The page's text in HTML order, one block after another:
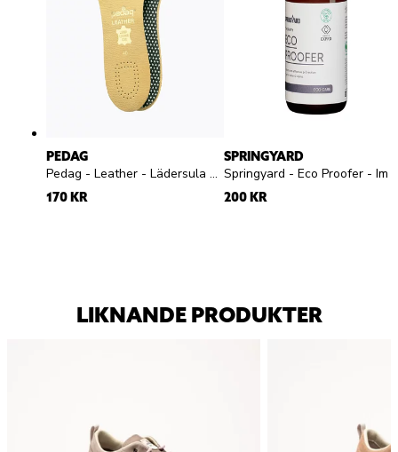
PEDAG
Pedag - Leather - Lädersula med aktivt kol
170 KR
SPRINGYARD
200 KR
LIKNANDE PRODUKTER